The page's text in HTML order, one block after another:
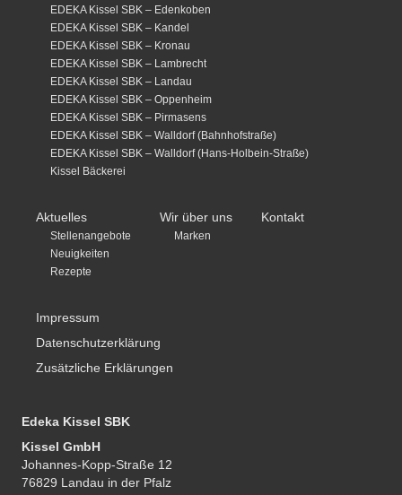
EDEKA Kissel SBK – Edenkoben
EDEKA Kissel SBK – Kandel
EDEKA Kissel SBK – Kronau
EDEKA Kissel SBK – Lambrecht
EDEKA Kissel SBK – Landau
EDEKA Kissel SBK – Oppenheim
EDEKA Kissel SBK – Pirmasens
EDEKA Kissel SBK – Walldorf (Bahnhofstraße)
EDEKA Kissel SBK – Walldorf (Hans-Holbein-Straße)
Kissel Bäckerei
Aktuelles
Stellenangebote
Neuigkeiten
Rezepte
Wir über uns
Marken
Kontakt
Impressum
Datenschutzerklärung
Zusätzliche Erklärungen
Edeka Kissel SBK
Kissel GmbH
Johannes-Kopp-Straße 12
76829 Landau in der Pfalz